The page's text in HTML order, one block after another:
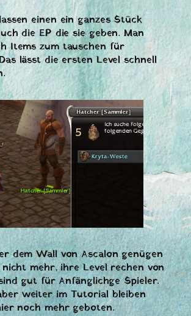
einen ein ganzes Stück
die EP die sie geben. Man
Items zum tauschen für
lässt die ersten Level schnell
dem Wall von Ascalon genügen
mehr, ihre Level rechen von
gut für Anfänglichge Spieler.
weiter im Tutorial bleiben
noch mehr geboten.